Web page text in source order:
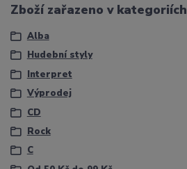
Zboží zařazeno v kategoriích
Alba
Hudební styly
Interpret
Výprodej
CD
Rock
C